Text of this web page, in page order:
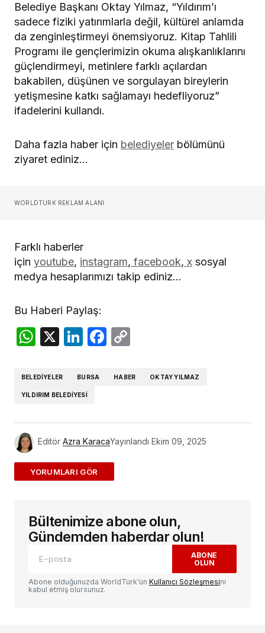
Belediye Başkanı Oktay Yılmaz, “Yıldırım’ı
sadece fiziki yatırımlarla değil, kültürel anlamda
da zenginleştirmeyi önemsiyoruz. Kitap Tahlili
Programı ile gençlerimizin okuma alışkanlıklarını
güçlendirmeyi, metinlere farklı açılardan
bakabilen, düşünen ve sorgulayan bireylerin
yetişmesine katkı sağlamayı hedefliyoruz”
ifadelerini kullandı.
Daha fazla haber için belediyeler bölümünü
ziyaret ediniz…
WORLDTURK REKLAM ALANI
Farklı haberler
için youtube, instagram, facebook, x sosyal
medya hesaplarımızı takip ediniz…
Bu Haberi Paylaş:
WhatsApp
X LinkedIn
Facebook
BELEDIYELER BURSA HABER OKTAY YILMAZ
YILDIRIM BELEDIYESI
Editör Azra KaracaYayınlandı Ekim 09, 2025
ADD A COMMENT
E-posta adresiniz yayınlanmayacak.
alanlar*ile işaretlenmişlerdir
Yorum
Bültenimize abone olun,
Gündemden haberdar olun!
ABONE
OLUN
Abone olduğunuzda WorldTürk'ün Kullanıcı Sözleşmesini
kabul etmiş olursunuz.